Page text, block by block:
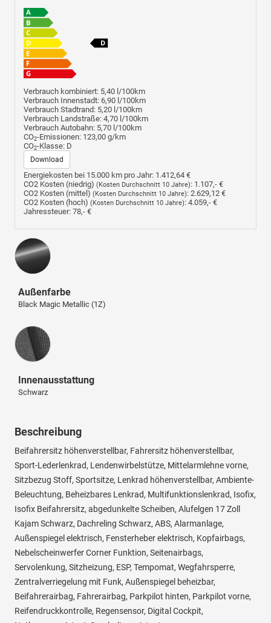
Verbrauch kombiniert: 5,40 l/100km
Verbrauch Innenstadt: 6,90 l/100km
Verbrauch Stadtrand: 5,20 l/100km
Verbrauch Landstraße: 4,70 l/100km
Verbrauch Autobahn: 5,70 l/100km
CO2-Emissionen: 123,00 g/km
CO2-Klasse: D
Download
Energiekosten bei 15.000 km pro Jahr: 1.412,64 €
CO2 Kosten (niedrig) (Kosten Durchschnitt 10 Jahre): 1.107,- €
CO2 Kosten (mittel) (Kosten Durchschnitt 10 Jahre): 2.629,12 €
CO2 Kosten (hoch) (Kosten Durchschnitt 10 Jahre): 4.059,- €
Jahressteuer: 78,- €
Außenfarbe
Black Magic Metallic (1Z)
Innenausstattung
Innenausstattung
Schwarz
Beschreibung
Beifahrersitz höhenverstellbar, Fahrersitz höhenverstellbar,
Sport-Lederlenkrad, Lendenwirbelstütze, Mittelarmlehne vorne,
Sitzbezug Stoff, Sportsitze, Lenkrad höhenverstellbar, Ambiente-
Beleuchtung, Beheizbares Lenkrad, Multifunktionslenkrad, Isofix,
Isofix Beifahrersitz, abgedunkelte Scheiben, Alufelgen 17 Zoll
Kajam Schwarz, Dachreling Schwarz, ABS, Alarmanlage,
Außenspiegel elektrisch, Fensterheber elektrisch, Kopfairbags,
Nebelscheinwerfer Corner Funktion, Seitenairbags,
Servolenkung, Sitzheizung, ESP, Tempomat, Wegfahrsperre,
Zentralverriegelung mit Funk, Außenspiegel beheizbar,
Beifahrerairbag, Fahrerairbag, Parkpilot hinten, Parkpilot vorne,
Reifendruckkontrolle, Regensensor, Digital Cockpit,